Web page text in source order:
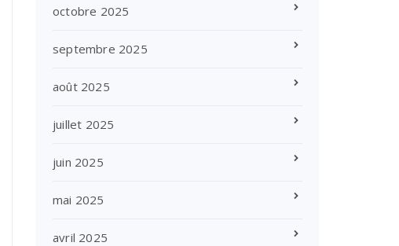
octobre 2025
septembre 2025
août 2025
juillet 2025
juin 2025
mai 2025
avril 2025